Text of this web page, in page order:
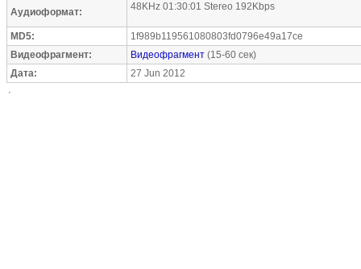
Аудиоформат: 48KHz 01:30:01 Stereo 192Kbps
MD5:
1f989b119561080803fd0796e49a17ce
Видеофрагмент:
Видеофрагмент (15-60 сек)
Дата:
27 Jun 2012